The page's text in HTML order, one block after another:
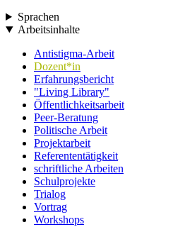
Sprachen
Arbeitsinhalte
Antistigma-Arbeit
Dozent*in
Erfahrungsbericht
"Living Library"
Öffentlichkeitsarbeit
Peer-Beratung
Politische Arbeit
Projektarbeit
Referententätigkeit
schriftliche Arbeiten
Schulprojekte
Trialog
Vortrag
Workshops